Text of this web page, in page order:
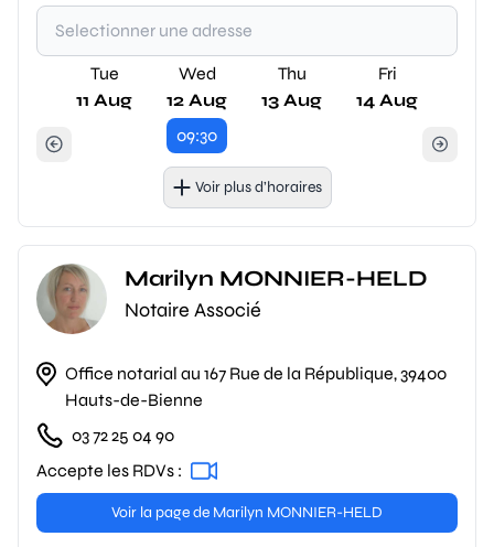
Tue
11 Aug
Wed
12 Aug
09:30
Thu
13 Aug
Fri
14 Aug
Voir plus d’horaires
Marilyn MONNIER-HELD
Notaire Associé
Office notarial au 167 Rue de la République, 39400
Hauts-de-Bienne
03 72 25 04 90
Accepte les RDVs :
Voir la page de Marilyn MONNIER-HELD